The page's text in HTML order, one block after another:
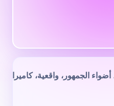
تحت ذراعه، وأشجار النخيل